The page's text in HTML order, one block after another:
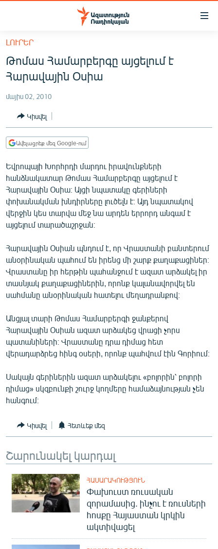
Մատչելիության
հիմնական
բովանդակությանը
Անցնել
հիմնական
մենյուին
ՔԱՂԱՔԱԿԱՆ
ԸՆՏՐՈՒԹՅՈՒՆՆԵՐ 2026
ԻՐԱՎՈՒՆՔ
ՀԱՍԱՐԱԿՈՒԹՅՈՒՆ
ՂԱՐԱԲԱՂ
ՊԱՏԵՐԱԶՄԻ 6 ՇԱԲԱԹՆԵՐԸ
ՏԱՐԱԾԱՇՐՋԱՆ
ՄԻՋԱԶԳԱՅԻՆ
ՄՇԱԿՈՒՅԹ
ՍՊՈՐՏ
ՄԵԿՆԱԲԱՆՈՒԹՅՈՒՆ
ՏՏ ԵՒ ԻՆՏԵՐՆԵՏ
ԿՈՐՈՆԱՎԻՐՈՒՍ
ԱՐԽԻՎ
ՏԵՍԱՆՅՈՒԹԵՐ
ՁԳՏԵԼՈՎ ԼԱՎԱԳՈՒՅՆԻՆ
ՓՈԴՔԱՍԹ
Հայերեն
Русский
ՀԵՏԵՎԵՔ ՄԵԶ
ԼՈՒՐԵՐ
Թոմաս Համարբերգը այցելում է
Հարավային Օսիա
մայիս 02, 2010
Կիսվել
Ավելացրեք մեզ Google-ում
Եվրոպայի Խորհրդի մարդու իրավունքների
հանձնակատար Թոմաս Համարբերգը այցելում է
Հարավային Օսիա։ Այցի նպատակը գերիների
փոխանակման խնդիրները լուծելն է։ Այդ նպատակով
վերջին կես տարվա մեջ նա արդեն երրորդ անգամ է
այցելում տարածաշրջան։
Հարավային Օսիան պնդում է, որ Վրաստանի բանտերում
անօրինական պահում են իրենց մի շարք քաղաքացիներ։
Վրաստանը իր հերթին պահանջում է ազատ արձակել իր
տասնյակ քաղաքացիներին, որոնք կալանավորվել են
սահմանը անօրինական հատելու մեղադրանքով։
Անցյալ տարի Թոմաս Համարբերգի ջանքերով
Հարավային Օսիան ազատ արձակեց վրացի չորս
պատանիների։ Վրաստանը դրա դիմաց հետ
վերադարձրեց հինգ օսերի, որոնք պահվում էին Գորիում։
Սակայն գերիներին ազատ արձակելու «բոլորին՝ բոլորի
դիմաց» սկզբունքի շուրջ կողմերը համաձայնության չեն
հանգում։
Կիսվել Հետևեք մեզ
Շարունակել կարդալ
ՀԱՍԱՐԱԿՈՒԹՅՈՒՆ
Փախուստ ռուսական
զորամասից. ինչու է ռուսների
հոսքը Հայաստան կրկին
ակտիվացել